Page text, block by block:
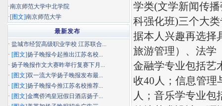
学类(文学新闻传
科强化班)三个大
据本人兴趣再选择
旅游管理）、法学
金融学专业包括艺
收40人；信息管理
人；音乐学专业包
·南京师范大学中北学院
·[图文]南京师范大学
最新发布
· 盐城市经贸高级职业学校 江苏联合...
· [图文]扬子晚报今起推出江苏名校...
· 扬子晚报作文大赛昨举行复赛下月...
· [图文]双一流大学扬子晚报发布最...
· [图文]扬子晚报今推江苏名校推荐...
· [图文]金鹰侨鸿皇冠假日酒店扬子...